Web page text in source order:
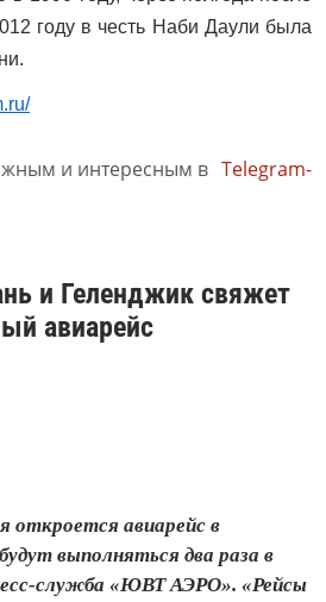
году в честь Наби Даули была
и интересным в Telegram-
и Геленджик свяжет
авиарейс
откроется авиарейс в
выполняться два раза в
служба «ЮВТ АЭРО». «Рейсы